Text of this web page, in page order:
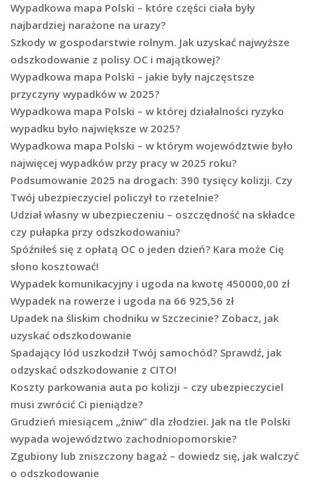
Wypadkowa mapa Polski – które części ciała były
najbardziej narażone na urazy?
Szkody w gospodarstwie rolnym. Jak uzyskać najwyższe
odszkodowanie z polisy OC i majątkowej?
Wypadkowa mapa Polski – jakie były najczęstsze
przyczyny wypadków w 2025?
Wypadkowa mapa Polski – w której działalności ryzyko
wypadku było największe w 2025?
Wypadkowa mapa Polski – w którym województwie było
najwięcej wypadków przy pracy w 2025 roku?
Podsumowanie 2025 na drogach: 390 tysięcy kolizji. Czy
Twój ubezpieczyciel policzył to rzetelnie?
Udział własny w ubezpieczeniu – oszczędność na składce
czy pułapka przy odszkodowaniu?
Spóźniłeś się z opłatą OC o jeden dzień? Kara może Cię
słono kosztować!
Wypadek komunikacyjny i ugoda na kwotę 450000,00 zł
Wypadek na rowerze i ugoda na 66 925,56 zł
Upadek na śliskim chodniku w Szczecinie? Zobacz, jak
uzyskać odszkodowanie
Spadający lód uszkodził Twój samochód? Sprawdź, jak
odzyskać odszkodowanie z CITO!
Koszty parkowania auta po kolizji – czy ubezpieczyciel
musi zwrócić Ci pieniądze?
Grudzień miesiącem „żniw” dla złodziei. Jak na tle Polski
wypada województwo zachodniopomorskie?
Zgubiony lub zniszczony bagaż – dowiedz się, jak walczyć
o odszkodowanie